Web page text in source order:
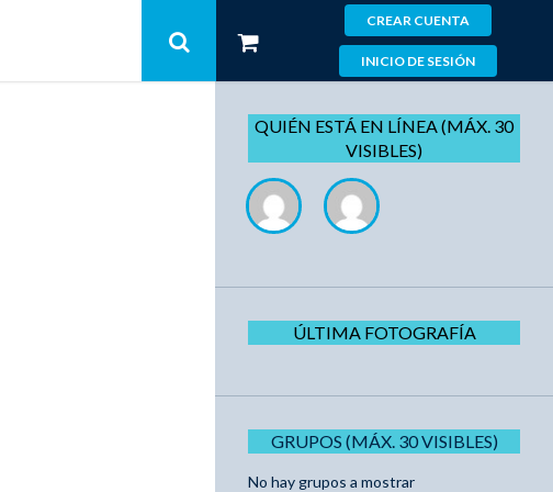
CREAR CUENTA
INICIO DE SESIÓN
QUIÉN ESTÁ EN LÍNEA (MÁX. 30
VISIBLES)
ÚLTIMA FOTOGRAFÍA
GRUPOS (MÁX. 30 VISIBLES)
No hay grupos a mostrar